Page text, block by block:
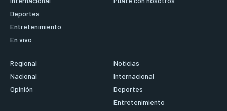
Deportes
Entretenimiento
En vivo
Regional
Nacional
Opinión
Noticias
Internacional
Deportes
Entretenimiento